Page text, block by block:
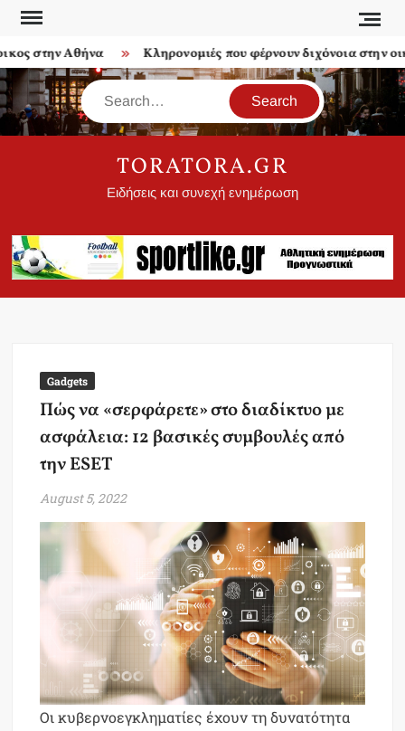
Skip
content
στην Αθήνα Κληρονομιές που φέρνουν διχόνοια στην
Search
TORATORA.GR
Ειδήσεις και συνεχή ενημέρωση
Gadgets
Πώς να «σερφάρετε» στο διαδίκτυο με
ασφάλεια: 12 βασικές συμβουλές από
την ESET
August 5, 2022
Οι κυβερνοεγκληματίες έχουν τη δυνατότητα